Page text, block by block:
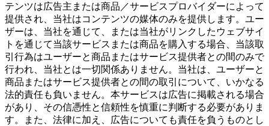
テンツは広告主または商品／サービスプロバイダーによって
提供され、当社はコンテンツの媒体のみを提供します。ユー
ザーは、当社を通じて、または当社がリンクしたウェブサイ
トを通じて当該サービスまたは商品を購入する場合、当該取
引行為はユーザーと商品またはサービス提供者との間のみで
行われ、当社とは一切関係ありません。当社は、ユーザーと
商品またはサービス提供者との間の取引について、いかなる
法的責任も負いません。本サービスは広告に掲載される場合
があり、その信憑性と信頼性を慎重に判断する必要がありま
す。また、法律に加え、広告についても責任を負うものとし